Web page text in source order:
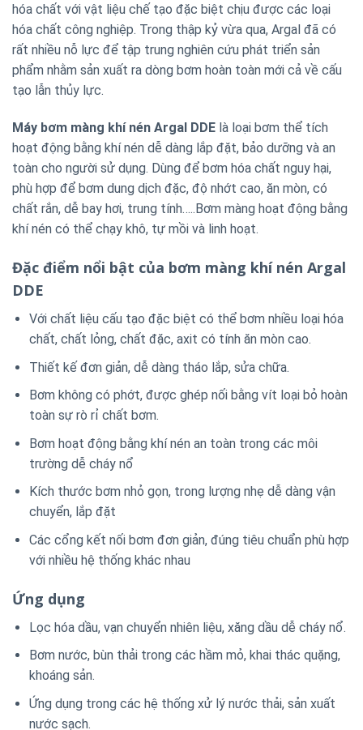
hóa chất với vật liệu chế tạo đặc biệt chịu được các loại
hóa chất công nghiệp. Trong thập kỷ vừa qua, Argal đã có
rất nhiều nỗ lực để tập trung nghiên cứu phát triển sản
phẩm nhằm sản xuất ra dòng bơm hoàn toàn mới cả về cấu
tạo lẫn thủy lực.
Máy bơm màng khí nén Argal DDE là loại bơm thể tích
hoạt động bằng khí nén dễ dàng lắp đặt, bảo dưỡng và an
toàn cho người sử dụng. Dùng để bơm hóa chất nguy hại,
phù hợp để bơm dung dịch đặc, độ nhớt cao, ăn mòn, có
chất rắn, dễ bay hơi, trung tính…..Bơm màng hoạt động bằng
khí nén có thể chạy khô, tự mồi và linh hoạt.
Đặc điểm nổi bật của bơm màng khí nén Argal
DDE
Với chất liệu cấu tạo đặc biệt có thể bơm nhiều loại hóa
chất, chất lỏng, chất đặc, axit có tính ăn mòn cao.
Thiết kế đơn giản, dễ dàng tháo lắp, sửa chữa.
Bơm không có phớt, được ghép nối bằng vít loại bỏ hoàn
toàn sự rò rỉ chất bơm.
Bơm hoạt động bằng khí nén an toàn trong các môi
trường dễ cháy nổ
Kích thước bơm nhỏ gọn, trong lượng nhẹ dễ dàng vận
chuyển, lắp đặt
Các cổng kết nối bơm đơn giản, đúng tiêu chuẩn phù hợp
với nhiều hệ thống khác nhau
Ứng dụng
Lọc hóa dầu, vạn chuyển nhiên liệu, xăng dầu dễ cháy nổ.
Bơm nước, bùn thải trong các hầm mỏ, khai thác quặng,
khoáng sản.
Ứng dụng trong các hệ thống xử lý nước thải, sản xuất
nước sạch.